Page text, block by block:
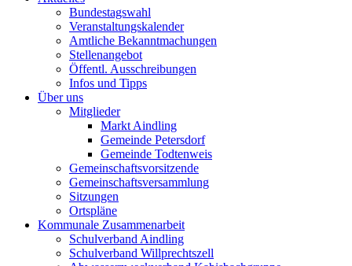
Bundestagswahl
Veranstaltungskalender
Amtliche Bekanntmachungen
Stellenangebot
Öffentl. Ausschreibungen
Infos und Tipps
Über uns
Mitglieder
Markt Aindling
Gemeinde Petersdorf
Gemeinde Todtenweis
Gemeinschaftsvorsitzende
Gemeinschaftsversammlung
Sitzungen
Ortspläne
Kommunale Zusammenarbeit
Schulverband Aindling
Schulverband Willprechtszell